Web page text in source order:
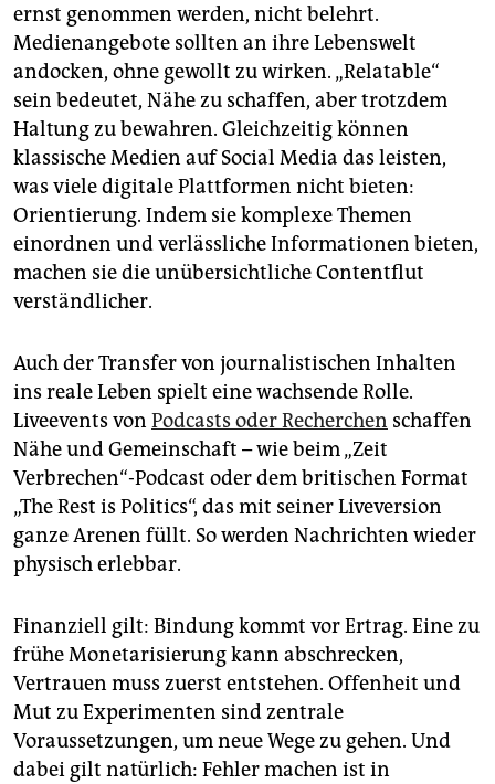
ernst genommen werden, nicht belehrt.
Medienangebote sollten an ihre Lebenswelt
andocken, ohne gewollt zu wirken. „Relatable“
sein bedeutet, Nähe zu schaffen, aber trotzdem
Haltung zu bewahren. Gleichzeitig können
klassische Medien auf Social Media das leisten,
was viele digitale Plattformen nicht bieten:
Orientierung. Indem sie komplexe Themen
einordnen und verlässliche Informationen bieten,
machen sie die unübersichtliche Contentflut
verständlicher.
Auch der Transfer von journalistischen Inhalten
ins reale Leben spielt eine wachsende Rolle.
Liveevents von Podcasts oder Recherchen schaffen
Nähe und Gemeinschaft – wie beim „Zeit
Verbrechen“-Podcast oder dem britischen Format
„The Rest is Politics“, das mit seiner Liveversion
ganze Arenen füllt. So werden Nachrichten wieder
physisch erlebbar.
Finanziell gilt: Bindung kommt vor Ertrag. Eine zu
frühe Monetarisierung kann abschrecken,
Vertrauen muss zuerst entstehen. Offenheit und
Mut zu Experimenten sind zentrale
Voraussetzungen, um neue Wege zu gehen. Und
dabei gilt natürlich: Fehler machen ist in